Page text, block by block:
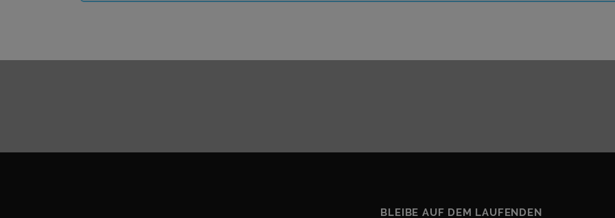
BLEIBE AUF DEM LAUFENDEN